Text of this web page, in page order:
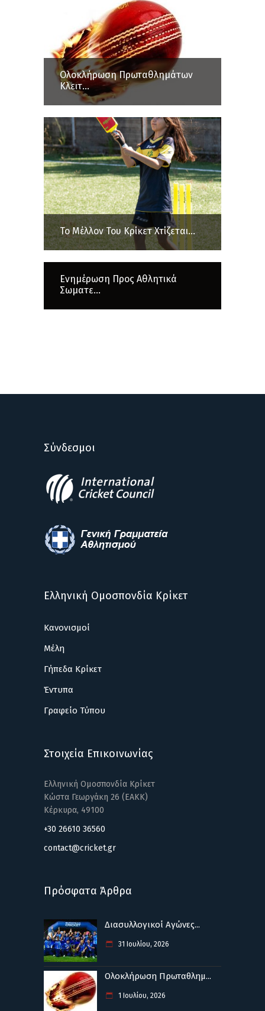
Ολοκλήρωση Πρωταθλημάτων
Κλειτ...
Το Μέλλον Του Κρίκετ Χτίζεται...
Ενημέρωση Προς Αθλητικά
Σωματε...
Σύνδεσμοι
Ελληνική Ομοσπονδία Κρίκετ
Κανονισμοί
Μέλη
Γήπεδα Κρίκετ
Έντυπα
Γραφείο Τύπου
Στοιχεία Επικοινωνίας
Ελληνική Ομοσπονδία Κρίκετ
Κώστα Γεωργάκη 26 (ΕΑΚΚ)
Κέρκυρα, 49100
+30 26610 36560
contact@cricket.gr
Πρόσφατα Άρθρα
Διασυλλογικοί Αγώνες...
31 Ιουλίου, 2026
Ολοκλήρωση Πρωταθλημ...
1 Ιουλίου, 2026